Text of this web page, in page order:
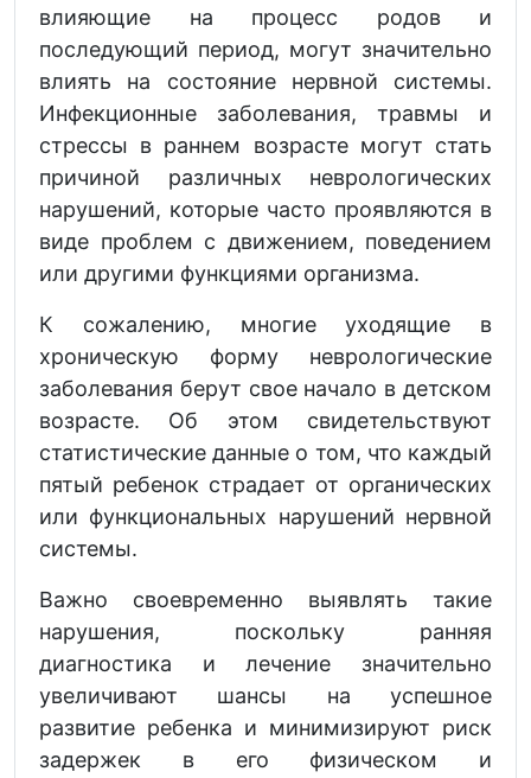
влияющие на процесс родов и
последующий период, могут значительно
влиять на состояние нервной системы.
Инфекционные заболевания, травмы и
стрессы в раннем возрасте могут стать
причиной различных неврологических
нарушений, которые часто проявляются в
виде проблем с движением, поведением
или другими функциями организма.
К сожалению, многие уходящие в
хроническую форму неврологические
заболевания берут свое начало в детском
возрасте. Об этом свидетельствуют
статистические данные о том, что каждый
пятый ребенок страдает от органических
или функциональных нарушений нервной
системы.
Важно своевременно выявлять такие
нарушения, поскольку ранняя
диагностика и лечение значительно
увеличивают шансы на успешное
развитие ребенка и минимизируют риск
задержек в его физическом и